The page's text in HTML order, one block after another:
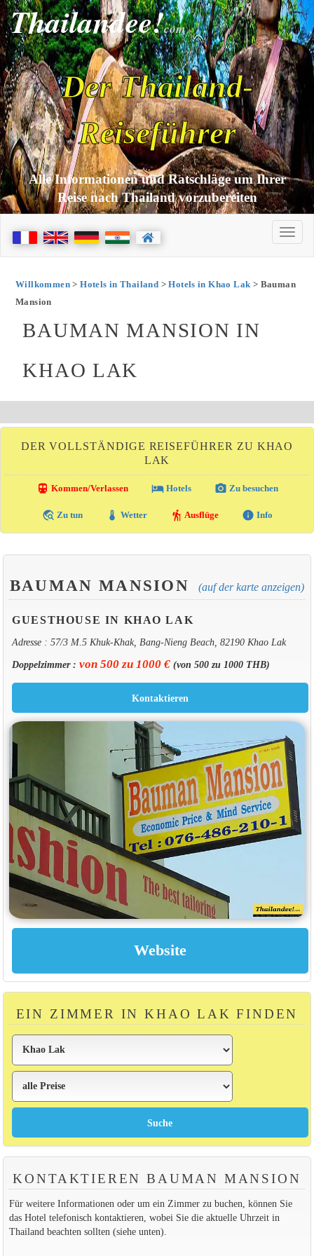
Thailandee!com
Der Thailand-
Reiseführer
Alle Informationen und Ratschläge um Ihrer
Reise nach Thailand vorzubereiten
Willkommen>Hotels in Thailand >Hotels in Khao Lak > Bauman
Mansion
BAUMAN MANSION IN
KHAO LAK
DER VOLLSTÄNDIGE REISEFÜHRER ZU KHAO
LAK
directions_transit Kommen/Verlassen local_hotelHotels photo_camera Zu besuchen
travel_explore Zu tun thermostat Wetter hiking Ausflüge info Info
BAUMAN MANSION (auf der karte anzeigen)
GUESTHOUSE IN KHAO LAK
Adresse : 57/3 M.5 Khuk-Khak, Bang-Nieng Beach, 82190 Khao Lak
Doppelzimmer : von 500 zu 1000 €(von 500 zu 1000 THB)
EIN ZIMMER IN KHAO LAK FINDEN
KONTAKTIEREN BAUMAN MANSION
Für weitere Informationen oder um ein Zimmer zu buchen, können Sie
das Hotel telefonisch kontaktieren, wobei Sie die aktuelle Uhrzeit in
Thailand beachten sollten (siehe unten).